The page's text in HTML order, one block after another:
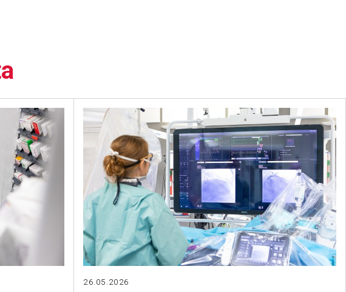
26.05.2026